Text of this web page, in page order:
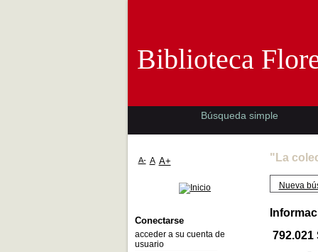
"La
Nueva
792.021
Biblioteca
Búsqueda simple
A- A A+
Conectarse
acceder a su cuenta de
usuario